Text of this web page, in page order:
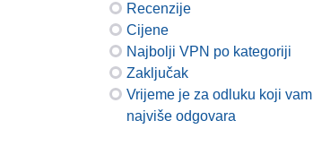
Recenzije
Cijene
Najbolji VPN po kategoriji
Zaključak
Vrijeme je za odluku koji vam
najviše odgovara